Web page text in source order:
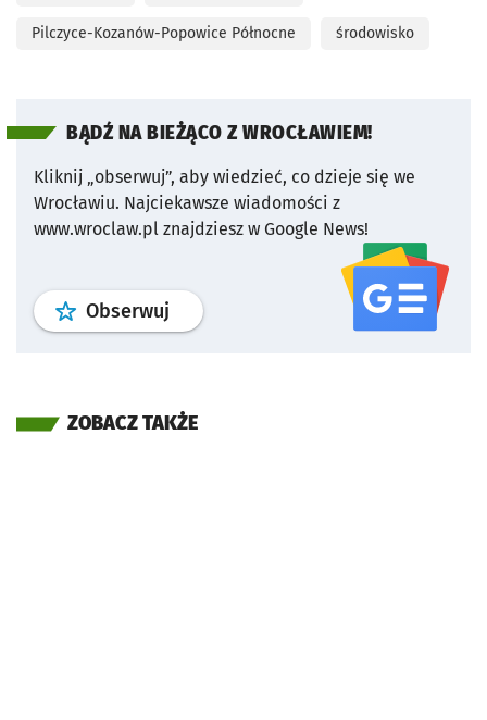
Pilczyce-Kozanów-Popowice Północne środowisko
BĄDŹ NA BIEŻĄCO Z WROCŁAWIEM!
Kliknij „obserwuj”, aby wiedzieć, co dzieje się we
Wrocławiu. Najciekawsze wiadomości z
www.wroclaw.pl znajdziesz w Google News!
Obserwuj profil serwisu
ZOBACZ TAKŻE